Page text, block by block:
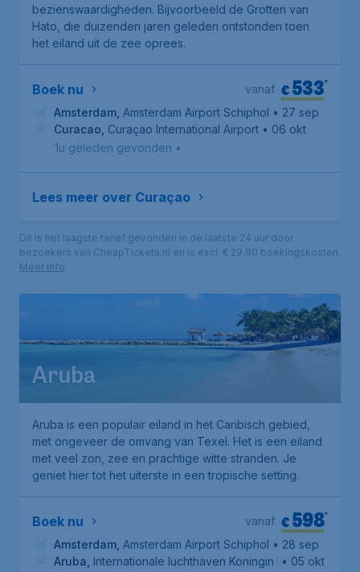
bezienswaardigheden. Bijvoorbeeld de Grotten van
Hato, die duizenden jaren geleden ontstonden toen
het eiland uit de zee oprees.
Boek nu €533*
vanaf
Amsterdam Amsterdam Airport Schiphol • 27 sep
Curacao Curaçao International Airport • 06 okt
1u geleden gevonden •
Lees meer over Curaçao
Dit is het laagste tarief gevonden in de laatste 24 uur door
bezoekers van CheapTickets.nl en is excl. € 29,90 boekingskosten.
Meer info
Aruba
Aruba is een populair eiland in het Caribisch gebied,
met ongeveer de omvang van Texel. Het is een eiland
met veel zon, zee en prachtige witte stranden. Je
geniet hier tot het uiterste in een tropische setting.
Boek nu €598*
vanaf
Amsterdam Amsterdam Airport Schiphol • 28 sep
Aruba Internationale luchthaven Koningin Beatrix
• 05 okt